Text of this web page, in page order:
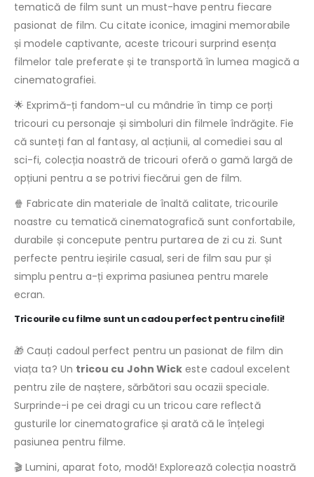
tematică de film sunt un must-have pentru fiecare
pasionat de film. Cu citate iconice, imagini memorabile
și modele captivante, aceste tricouri surprind esența
filmelor tale preferate și te transportă în lumea magică a
cinematografiei.
🌟 Exprimă-ți fandom-ul cu mândrie în timp ce porți
tricouri cu personaje și simboluri din filmele îndrăgite. Fie
că sunteți fan al fantasy, al acțiunii, al comediei sau al
sci-fi, colecția noastră de tricouri oferă o gamă largă de
opțiuni pentru a se potrivi fiecărui gen de film.
🍿 Fabricate din materiale de înaltă calitate, tricourile
noastre cu tematică cinematografică sunt confortabile,
durabile și concepute pentru purtarea de zi cu zi. Sunt
perfecte pentru ieșirile casual, seri de film sau pur și
simplu pentru a-ți exprima pasiunea pentru marele
ecran.
Tricourile cu filme sunt un cadou perfect pentru cinefili!
🎁 Cauți cadoul perfect pentru un pasionat de film din
viața ta? Un tricou cu John Wick este cadoul excelent
pentru zile de naștere, sărbători sau ocazii speciale.
Surprinde-i pe cei dragi cu un tricou care reflectă
gusturile lor cinematografice și arată că le înțelegi
pasiunea pentru filme.
🎬 Lumini, aparat foto, modă! Explorează colecția noastră